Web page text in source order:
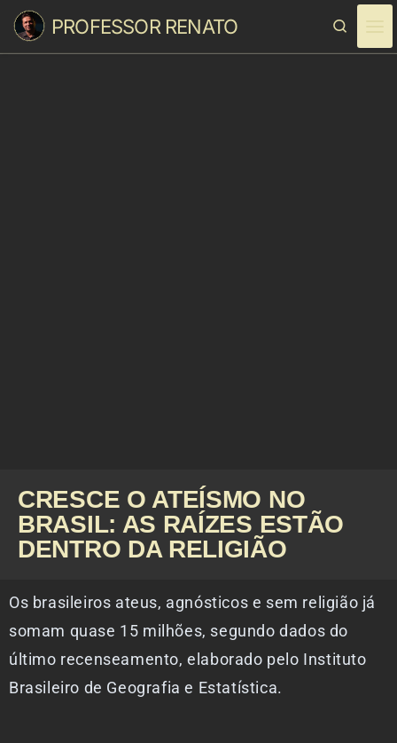
Skip to content
PROFESSOR RENATO
CRESCE O ATEÍSMO NO
BRASIL: AS RAÍZES ESTÃO
DENTRO DA RELIGIÃO
Os brasileiros ateus, agnósticos e sem religião já
somam quase 15 milhões, segundo dados do
último recenseamento, elaborado pelo Instituto
Brasileiro de Geografia e Estatística.